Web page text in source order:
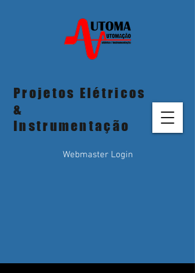
Projetos Elétricos
&
Instrumentação
Webmaster Login